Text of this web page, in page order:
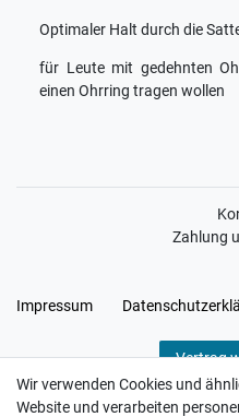
Optimaler Halt durch die
für Leute mit gedehnten
einen Ohrring tragen wollen
Zahlung
Impressum
Vertrag
Wir verwenden Cookies und
Website und verarbeiten